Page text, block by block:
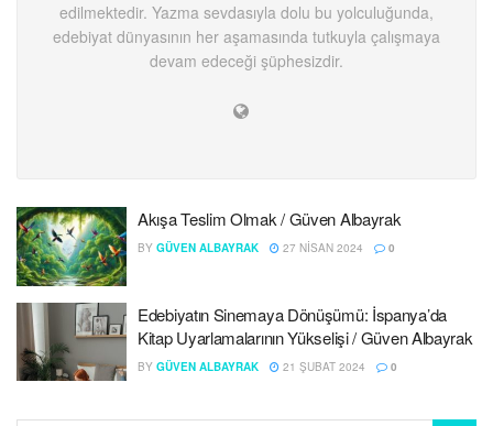
edilmektedir. Yazma sevdasıyla dolu bu yolculuğunda,
edebiyat dünyasının her aşamasında tutkuyla çalışmaya
devam edeceği şüphesizdir.
Akışa Teslim Olmak / Güven Albayrak
BY GÜVEN ALBAYRAK 27 NISAN 2024 0
Edebiyatın Sinemaya Dönüşümü: İspanya’da
Kitap Uyarlamalarının Yükselişi / Güven Albayrak
BY GÜVEN ALBAYRAK 21 ŞUBAT 2024 0